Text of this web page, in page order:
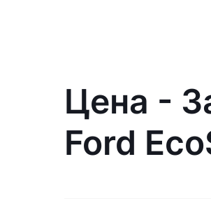
Цена -
Ford